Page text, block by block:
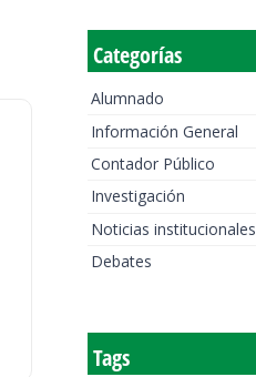
Categorías
Alumnado
Información General
Contador Público
Investigación
Noticias institucionales
Debates
Tags